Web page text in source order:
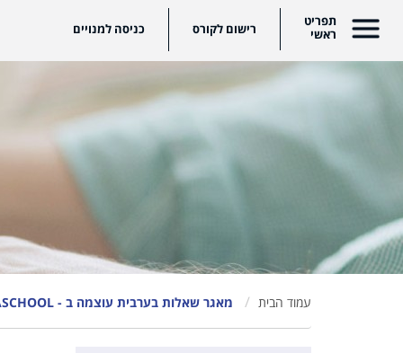
כניסה למנויים לקורס
עמוד הבית מאגר שאלות בערבית עוצמה ב - SEASCHOOL בית ספר ימי